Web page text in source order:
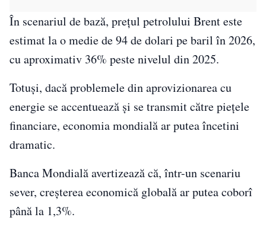
În scenariul de bază, prețul petrolului Brent este
estimat la o medie de 94 de dolari pe baril în 2026,
cu aproximativ 36% peste nivelul din 2025.
Totuși, dacă problemele din aprovizionarea cu
energie se accentuează și se transmit către piețele
financiare, economia mondială ar putea încetini
dramatic.
Banca Mondială avertizează că, într-un scenariu
sever, creșterea economică globală ar putea coborî
până la 1,3%.